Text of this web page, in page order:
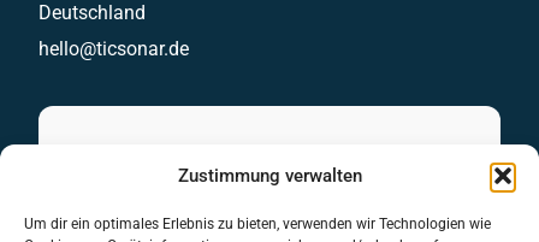
Zustimmung verwalten
Um dir ein optimales Erlebnis zu bieten, verwenden wir Technologien wie
Deutschland
hello@ticsonar.de
Sofortanfrage
Stellen Sie Ihre Anfrage unkompliziert über